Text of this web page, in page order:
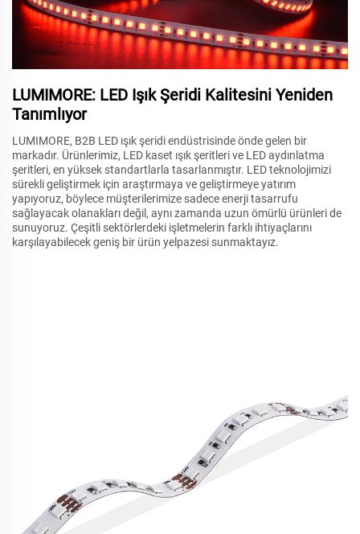
LUMIMORE: LED Işık Şeridi Kalitesini Yeniden
Tanımlıyor
LUMIMORE, B2B LED ışık şeridi endüstrisinde önde gelen bir
markadır. Ürünlerimiz, LED kaset ışık şeritleri ve LED aydınlatma
şeritleri, en yüksek standartlarla tasarlanmıştır. LED teknolojimizi
sürekli geliştirmek için araştırmaya ve geliştirmeye yatırım
yapıyoruz, böylece müşterilerimize sadece enerji tasarrufu
sağlayacak olanakları değil, aynı zamanda uzun ömürlü ürünleri de
sunuyoruz. Çeşitli sektörlerdeki işletmelerin farklı ihtiyaçlarını
karşılayabilecek geniş bir ürün yelpazesi sunmaktayız.